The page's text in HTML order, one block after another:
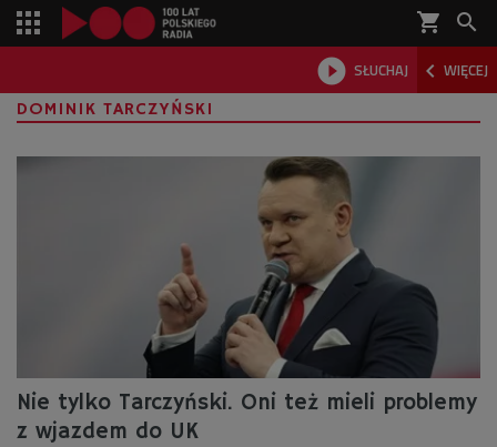
shopping_cart 
 SŁUCHAJ  WIĘCEJ

DOMINIK TARCZYŃSKI
Nie tylko Tarczyński. Oni też mieli problemy
z wjazdem do UK